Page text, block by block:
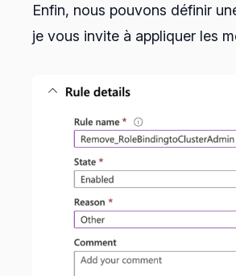
Enfin, nous pouvons définir
je vous invite à appliquer les